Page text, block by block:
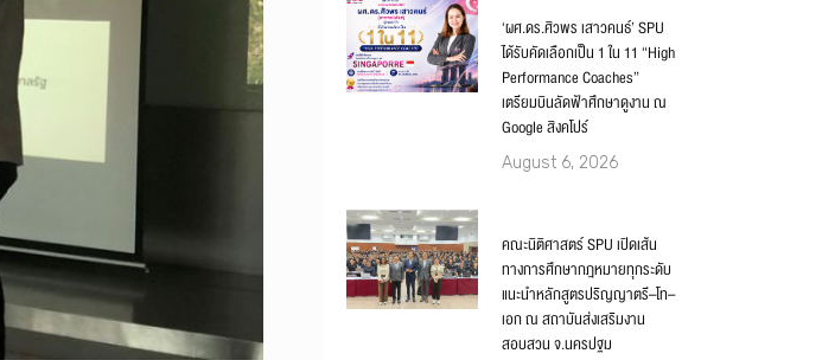
‘ผศ.ดร.ศิวพร เสาวคนธ์’ SPU
ได้รับคัดเลือกเป็น 1 ใน 11 “High
Performance Coaches”
เตรียมบินลัดฟ้าศึกษาดูงาน ณ
Google สิงคโปร์
August 6, 2026
คณะนิติศาสตร์ SPU เปิดเส้น
ทางการศึกษากฎหมายทุกระดับ
แนะนำหลักสูตรปริญญาตรี–โท–
เอก ณ สถาบันส่งเสริมงาน
สอบสวน จ.นครปฐม